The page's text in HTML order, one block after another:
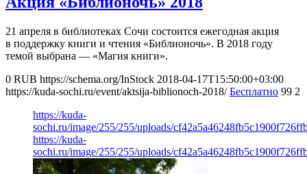
21 апреля в библиотеках Сочи состоится ежегодная акция
в поддержку книги и чтения «Библионочь». В 2018 году
темой выбрана — «Магия книги».
0 RUB https://schema.org/InStock 2018-04-17T15:50:00+03:00
https://kuda-sochi.ru/event/aktsija-biblionoch-2018/ Бесплатно 99 2
https://kuda-
sochi.ru/image/255/255/uploads/
https://kuda-
sochi.ru/image/255/255/uploads/